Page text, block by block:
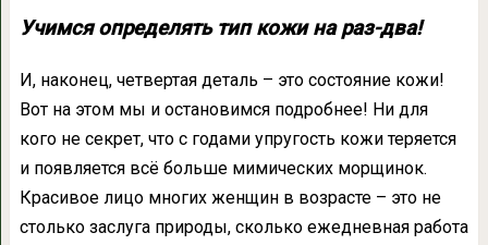
Учимся определять тип кожи на раз-два!
И, наконец, четвертая деталь – это состояние кожи!
Вот на этом мы и остановимся подробнее! Ни для
кого не секрет, что с годами упругость кожи теряется
и появляется всё больше мимических морщинок.
Красивое лицо многих женщин в возрасте – это не
столько заслуга природы, сколько ежедневная работа